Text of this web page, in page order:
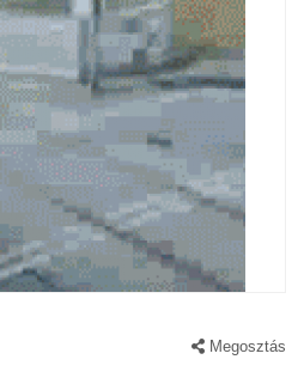
Megosztás